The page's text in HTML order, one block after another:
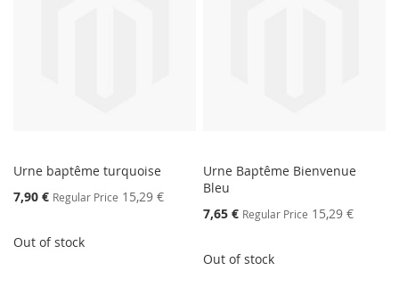
Urne baptême turquoise
Special
Price
7,90 € Regular Price 15,29 €
Out of stock
Urne Baptême Bienvenue
Bleu
Special
Price
7,65 € Regular Price 15,29 €
Out of stock